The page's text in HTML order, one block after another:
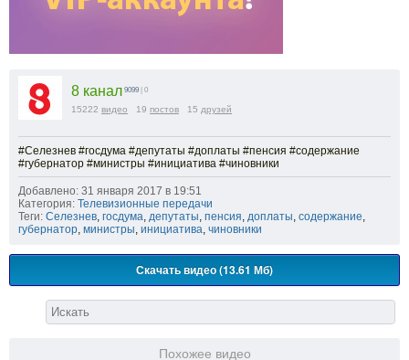
8 канал 9099 | 0
15222 видео 19 постов 15 друзей
#Селезнев #госдума #депутаты #доплаты #пенсия #содержание
#губернатор #министры #инициатива #чиновники
Добавлено: 31 января 2017 в 19:51
Категория: Телевизионные передачи
Теги: Селезнев, госдума, депутаты, пенсия, доплаты, содержание,
губернатор, министры, инициатива, чиновники
Скачать видео (13.61 Мб)
Похожее видео